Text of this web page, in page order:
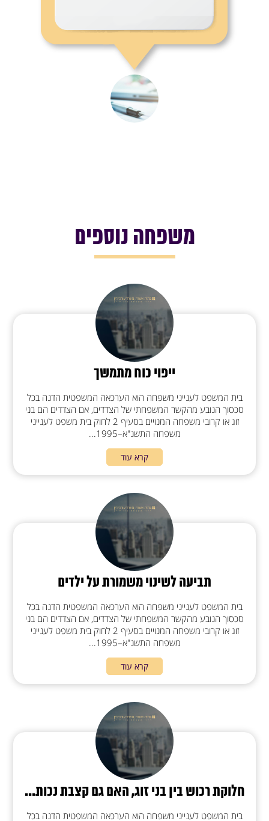
משפחה נוספים
ייפוי כוח מתמשך
בית המשפט לענייני משפחה הוא הערכאה המשפטית הדנה בכל
סכסוך הנובע מהקשר המשפחתי של הצדדים, אם הצדדים הם בני
זוג או קרובי משפחה המנויים בסעיף 2 לחוק בית משפט לענייני
משפחה התשנ"א–1995...
קרא עוד
תביעה לשינוי משמורת על ילדים
בית המשפט לענייני משפחה הוא הערכאה המשפטית הדנה בכל
סכסוך הנובע מהקשר המשפחתי של הצדדים, אם הצדדים הם בני
זוג או קרובי משפחה המנויים בסעיף 2 לחוק בית משפט לענייני
משפחה התשנ"א–1995...
קרא עוד
חלוקת רכוש בין בני זוג, האם גם קצבת נכות...
בית המשפט לענייני משפחה הוא הערכאה המשפטית הדנה בכל